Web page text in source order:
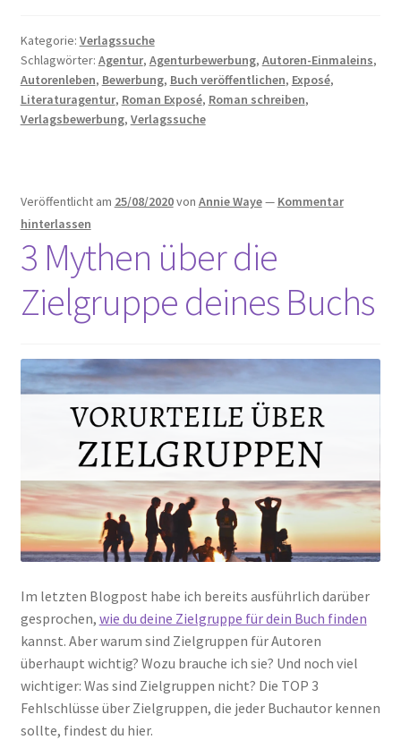
5
Schritten
zum
Exposé
Kategorie: Verlagssuche
Schlagwörter: Agentur, Agenturbewerbung, Autoren-Einmaleins,
Autorenleben, Bewerbung, Buch veröffentlichen, Exposé,
Literaturagentur, Roman Exposé, Roman schreiben,
Verlagsbewerbung, Verlagssuche
Veröffentlicht am 25/08/2020von Annie Waye— Kommentar
hinterlassen
3 Mythen über die
Zielgruppe deines Buchs
Im letzten Blogpost habe ich bereits ausführlich darüber
gesprochen, wie du deine Zielgruppe für dein Buch finden
kannst. Aber warum sind Zielgruppen für Autoren
überhaupt wichtig? Wozu brauche ich sie? Und noch viel
wichtiger: Was sind Zielgruppen nicht? Die TOP 3
Fehlschlüsse über Zielgruppen, die jeder Buchautor kennen
sollte, findest du hier.